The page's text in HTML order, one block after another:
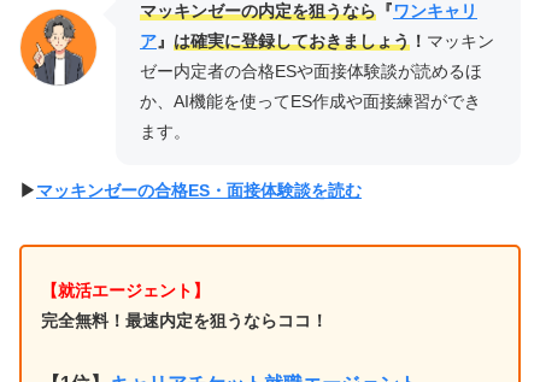
マッキンゼーの内定を狙うなら 『 ワンキャリ
ア 』 は確実に登録しておきましょう ！ マッキン
ゼー内定者の合格ESや面接体験談が読めるほ
か、AI機能を使ってES作成や面接練習ができ
ます。
▶︎マッキンゼーの合格ES・面接体験談を読む
【就活エージェント】
完全無料！最速内定を狙うならココ！